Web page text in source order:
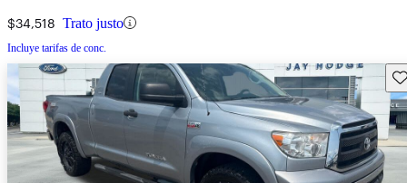
$34,518 Trato justo
Incluye tarifas de conc.